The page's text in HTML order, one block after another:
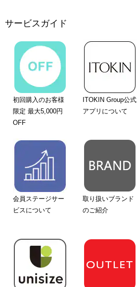
サービスガイド
初回購入のお客様
限定 最大5,000円
OFF
ITOKIN Group公式
アプリについて
会員ステージサー
ビスについて
取り扱いブランド
のご紹介